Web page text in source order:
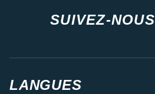
SUIVEZ-NOUS
LANGUES